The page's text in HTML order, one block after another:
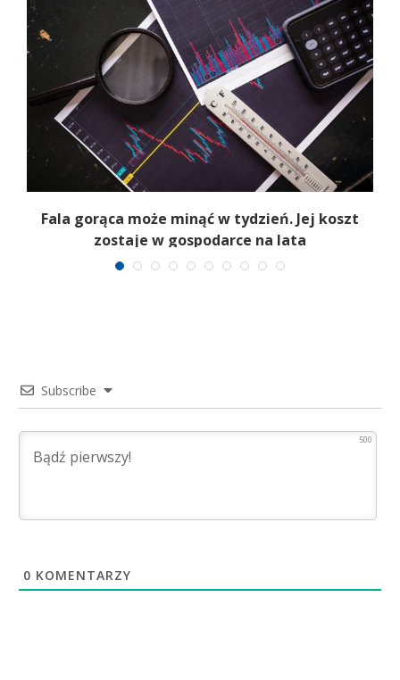
Fala gorąca może minąć w tydzień. Jej koszt
zostaje w gospodarce na lata
Subscribe
500
0 KOMENTARZY